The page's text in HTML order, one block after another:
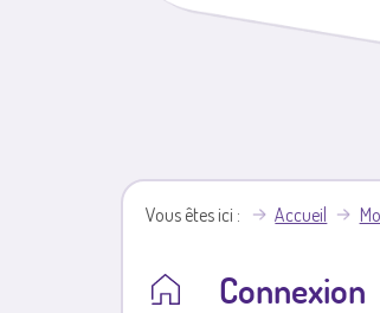
Vous êtes ici Accueil
Connexion